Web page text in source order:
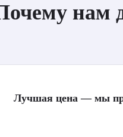
нам
Лучшая цена — мы